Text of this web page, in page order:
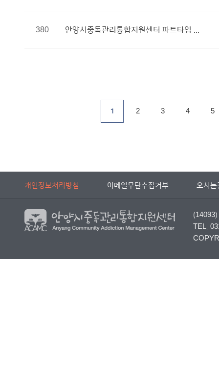
380 안양시중독관리통합지원센터 파트타임 ...
1 2 3 4 5
개인정보처리방침 이메일무단수집거부 오시는
TEL.